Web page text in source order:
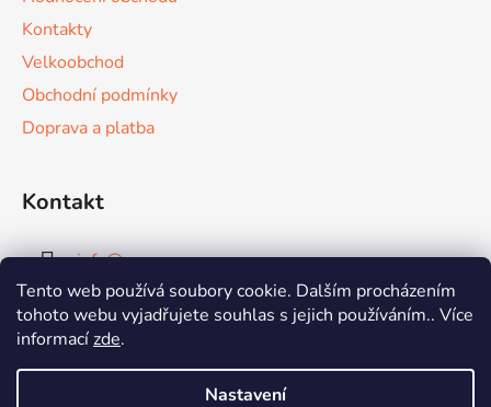
Tento web používá soubory cookie. Dalším procházením
tohoto webu vyjadřujete souhlas s jejich používáním.. Více
informacízde.
Nastavení
Kontakty
Velkoobchod
Obchodní podmínky
Doprava a platba
Kontakt
info@wormup.com
+420 604240051